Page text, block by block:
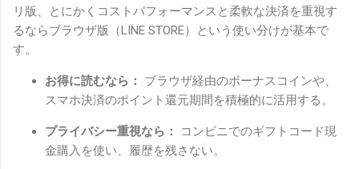
リ版、とにかくコストパフォーマンスと柔軟な決済を重視す
るならブラウザ版（LINE STORE）という使い分けが基本で
す。
お得に読むなら：
ブラウザ経由のボーナスコインや、
スマホ決済のポイント還元期間を積極的に活用する。
プライバシー重視なら：
コンビニでのギフトコード現
金購入を使い、履歴を残さない。